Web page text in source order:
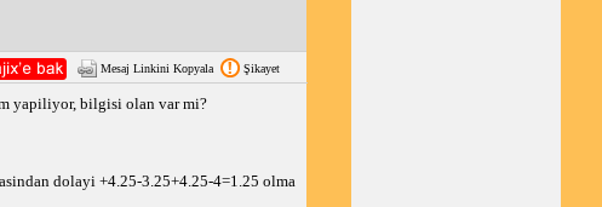
Mesaj Linkini Kopyala Şikayet
yapiliyor, bilgisi olan var mi?
dolayi +4.25-3.25+4.25-4=1.25 olma